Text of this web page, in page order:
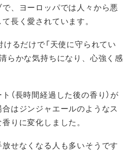
、ヨーロッパでは人々から悪
長く愛されています。
けるだけで「天使に守られてい
らかな気持ちになり、心強く感
（長時間経過した後の香り）が
はジンジャエールのようなス
りに変化しました。
せなくなる人も多いそうです